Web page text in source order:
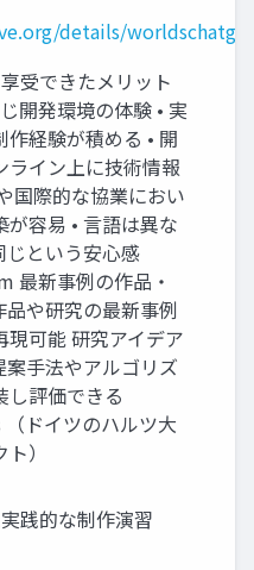
details/
受できたメリット
開発環境の体験 • 実
経験が積める • 開
ライン上に技術情報
国際的な協業におい
容易 • 言語は異な
じという安心感
最新事例の作品・
品や研究の最新事例
可能 研究アイデア
案手法やアルゴリズ
し評価できる
ドイツのハルツ大
）
践的な制作演習